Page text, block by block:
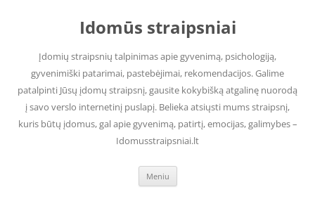
Idomūs straipsniai
Įdomių straipsnių talpinimas apie gyvenimą, psichologiją,
gyvenimiški patarimai, pastebėjimai, rekomendacijos. Galime
patalpinti Jūsų įdomų straipsnį, gausite kokybišką atgalinę nuorodą
į savo verslo internetinį puslapį. Belieka atsiųsti mums straipsnį,
kuris būtų įdomus, gal apie gyvenimą, patirtį, emocijas, galimybes –
Idomusstraipsniai.lt
Meniu